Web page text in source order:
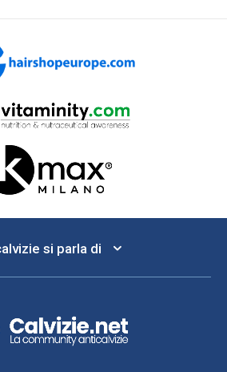
si parla di